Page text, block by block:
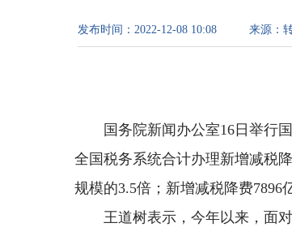
发布时间： 2022-12-08 10:08 来源：
国务院新闻办公室16日举行
全国税务系统合计办理新增减税
规模的3.5倍；新增减税降费7896
王道树表示，今年以来，面